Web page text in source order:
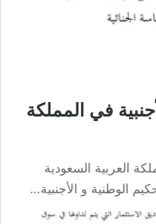
في المملكة
العربية السعودية
الوطنية و الأجنبية…